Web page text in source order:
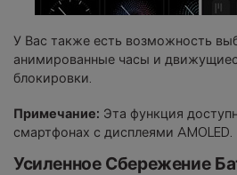
У Вас также есть возможность
анимированные часы и
блокировки.
Примечание: Эта функция
смартфонах с дисплеями AMOLED.
Усиленное Сбережение